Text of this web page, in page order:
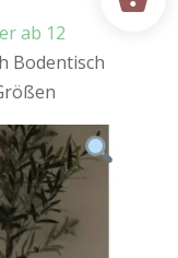
ab 12
Bodentisch